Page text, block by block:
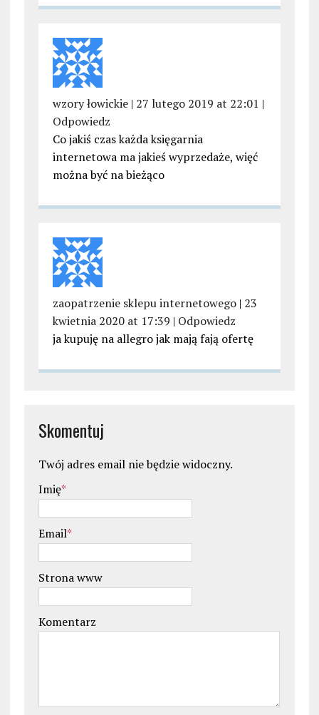
wzory łowickie| 27 lutego 2019 at 22:01 |
Odpowiedz
Co jakiś czas każda księgarnia
internetowa ma jakieś wyprzedaże, więć
można być na bieżąco
zaopatrzenie sklepu internetowego| 23
kwietnia 2020 at 17:39 | Odpowiedz
ja kupuję na allegro jak mają fają ofertę
Skomentuj
Twój adres email nie będzie widoczny.
Imię*
Email*
Strona www
Komentarz